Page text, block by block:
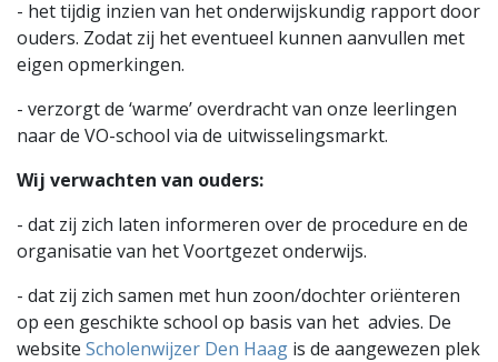
- het tijdig inzien van het onderwijskundig rapport door
ouders. Zodat zij het eventueel kunnen aanvullen met
eigen opmerkingen.
- verzorgt de ‘warme’ overdracht van onze leerlingen
naar de VO-school via de uitwisselingsmarkt.
Wij verwachten van ouders:
- dat zij zich laten informeren over de procedure en de
organisatie van het Voortgezet onderwijs.
- dat zij zich samen met hun zoon/dochter oriënteren
op een geschikte school op basis van het advies. De
website Scholenwijzer Den Haag is de aangewezen plek